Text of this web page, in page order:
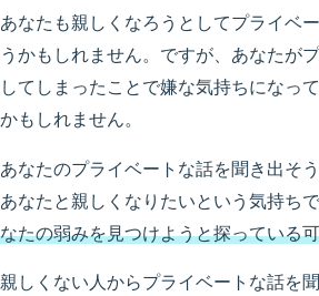
あなたも親しくなろうとしてプライベ
うかもしれません。ですが、あなたが
してしまったことで嫌な気持ちになっ
かもしれません。
あなたのプライベートな話を聞き出そ
あなたと親しくなりたいという気持ちで
なたの弱みを見つけようと探っている
親しくない人からプライベートな話を